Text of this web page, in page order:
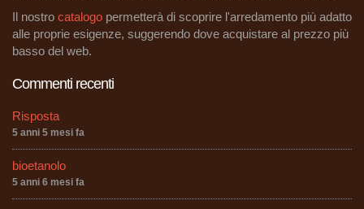
Il nostro catalogo permetterà di scoprire l'arredamento più adatto
alle proprie esigenze, suggerendo dove acquistare al prezzo più
basso del web.
Commenti recenti
Risposta
5 anni 5 mesi fa
bioetanolo
5 anni 6 mesi fa